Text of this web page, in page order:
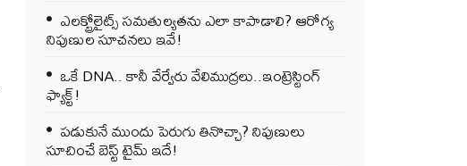
ఎలక్ట్రోలైట్స్ సమతుల్యతను ఎలా కాపాడాలి? ఆరోగ్య
నిపుణుల సూచనలు ఇవే!
ఒకే DNA.. కానీ వేర్వేరు వేలిముద్రలు..ఇంట్రెస్టింగ్
ఫ్యాక్ట్!
పడుకునే ముందు పెరుగు తినొచ్చా? నిపుణులు
సూచించే బెస్ట్ టైమ్ ఇదే!